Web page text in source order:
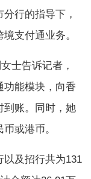
行的指导下，
支付通业务。
士告诉记者，
功能模块，向香
到账。同时，她
或港币。
以及招行共为131